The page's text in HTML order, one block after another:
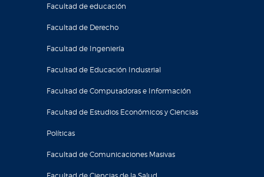
Facultad de educación
Facultad de Derecho
Facultad de Ingeniería
Facultad de Educación Industrial
Facultad de Computadoras e Información
Facultad de Estudios Económicos y Ciencias
Políticas
Facultad de Comunicaciones Masivas